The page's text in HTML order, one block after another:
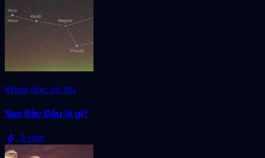
Khoa học vũ trụ
Sao Bắc Đẩu là gì?
bolt 3 min